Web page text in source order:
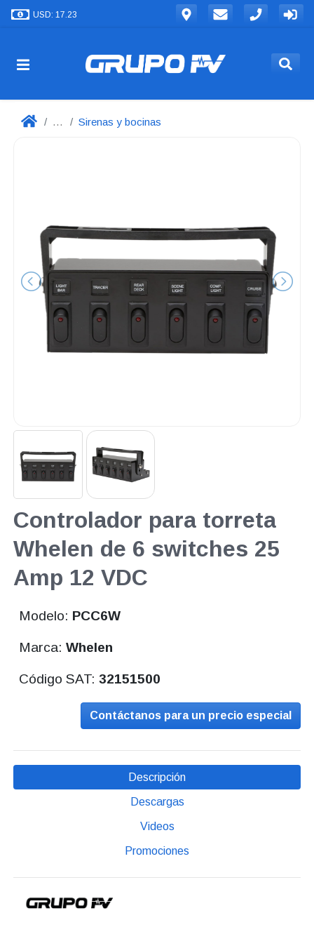
USD: 17.23
... Sirenas y bocinas
Controlador para torreta
Whelen de 6 switches 25
Amp 12 VDC
Modelo: PCC6W
Marca:Whelen
Código SAT:32151500
Contáctanos para un precio especial
Descripción
Descargas
Videos
Promociones